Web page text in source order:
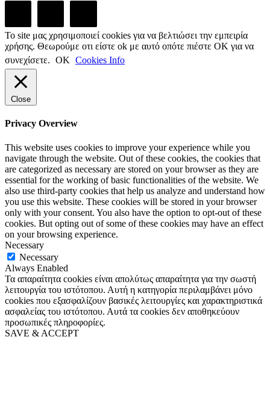
Το site μας χρησιμοποιεί cookies για να βελτιώσει την εμπειρία
χρήσης. Θεωρούμε οτι είστε ok με αυτό οπότε πιέστε ΟΚ για να
συνεχίσετε. ΟΚ Cookies Info
Close
Privacy Overview
This website uses cookies to improve your experience while you
navigate through the website. Out of these cookies, the cookies that
are categorized as necessary are stored on your browser as they are
essential for the working of basic functionalities of the website. We
also use third-party cookies that help us analyze and understand how
you use this website. These cookies will be stored in your browser
only with your consent. You also have the option to opt-out of these
cookies. But opting out of some of these cookies may have an effect
on your browsing experience.
Necessary
Necessary
Always Enabled
Τα απαραίτητα cookies είναι απολύτως απαραίτητα για την σωστή
λειτουργία του ιστότοπου. Αυτή η κατηγορία περιλαμβάνει μόνο
cookies που εξασφαλίζουν βασικές λειτουργίες και χαρακτηριστικά
ασφαλείας του ιστότοπου. Αυτά τα cookies δεν αποθηκεύουν
προσωπικές πληροφορίες.
SAVE & ACCEPT